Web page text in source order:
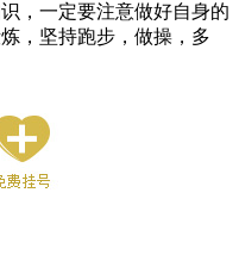
，一定要注意做好自身的
，坚持跑步，做操，多